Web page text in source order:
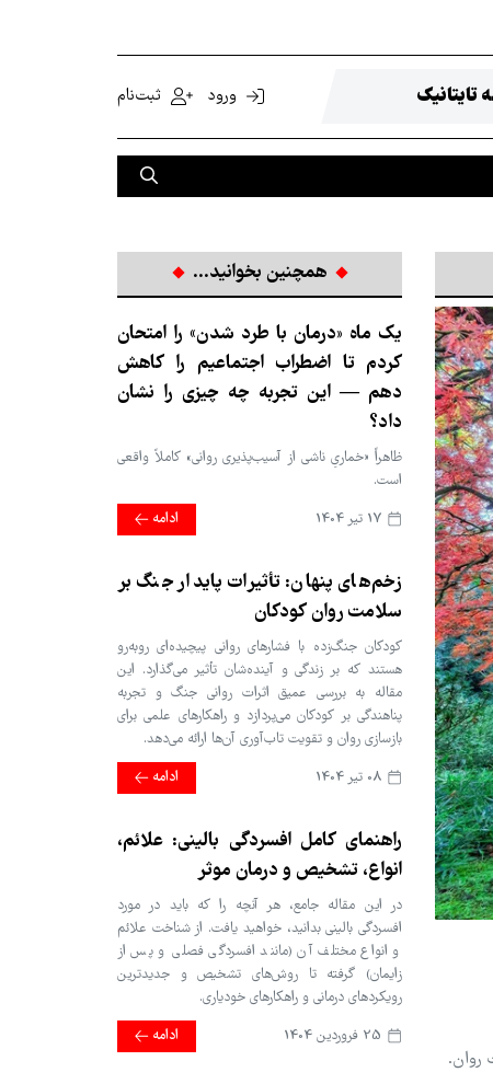
ورود ثبت‌نام
روان.
همچنین بخوانید...
یک ماه «درمان با طرد شدن» را امتحان
کردم تا اضطراب اجتماعیم را کاهش
دهم — این تجربه چه چیزی را نشان
داد؟
ظاهراً «خماریِ ناشی از آسیب‌پذیری روانی» کاملاً واقعی
است.
ادامه
زخم‌های پنهان: تأثیرات پایدار جنگ بر
سلامت روان کودکان
کودکان جنگ‌زده با فشارهای روانی پیچیده‌ای روبه‌رو
هستند که بر زندگی و آینده‌شان تأثیر می‌گذارد. این
مقاله به بررسی عمیق اثرات روانی جنگ و تجربه
پناهندگی بر کودکان می‌پردازد و راهکارهای علمی برای
بازسازی روان و تقویت تاب‌آوری آن‌ها ارائه می‌دهد.
ادامه
راهنمای کامل افسردگی بالینی: علائم،
انواع، تشخیص و درمان موثر
در این مقاله جامع، هر آنچه را که باید در مورد
افسردگی بالینی بدانید، خواهید یافت. از شناخت علائم
و انواع مختلف آن (مانند افسردگی فصلی و پس از
زایمان) گرفته تا روش‌های تشخیص و جدیدترین
رویکردهای درمانی و راهکارهای خودیاری.
ادامه